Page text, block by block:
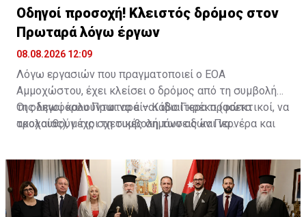
Οδηγοί προσοχή! Κλειστός δρόμος στον
Πρωταρά λόγω έργων
08.08.2026 12:09
Λόγω εργασιών που πραγματοποιεί ο ΕΟΑ
Αμμοχώστου, έχει κλείσει ο δρόμος από τη συμβολή
της λεωφόρου Πρωταρά – Κάβο Γκρέκο (φώτα
τροχαίας), μέχρι τη συμβολή των οδών Περνέρα και
Οι οδηγοί καλούνται να είναι ιδιαίτερα προσεκτικοί, να
ακολουθούν τις σχετικές σημάνσεις και να
αποφυγή ταλαιπωρίας.